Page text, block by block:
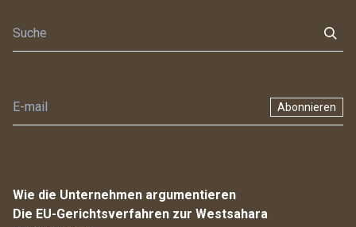
Abonnieren
Wie die Unternehmen argumentieren
Die EU-Gerichtsverfahren zur Westsahara